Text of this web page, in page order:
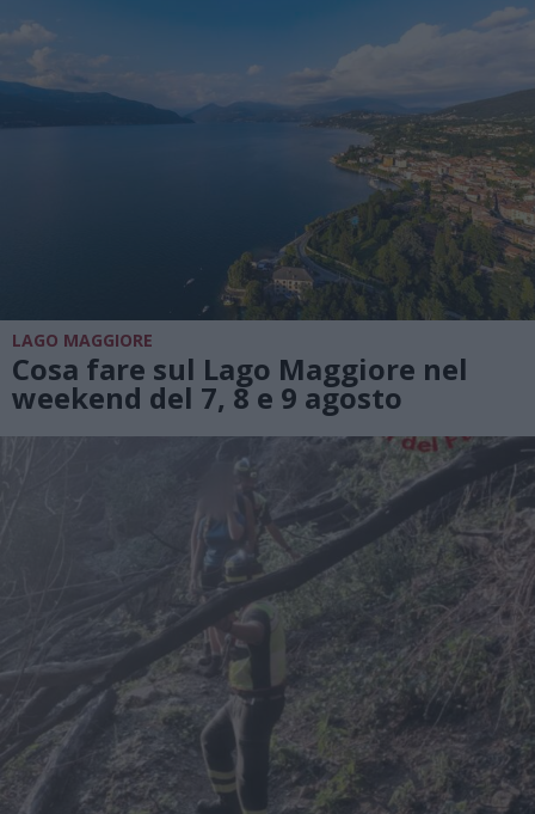
LAGO MAGGIORE
Cosa fare sul Lago Maggiore nel
weekend del 7, 8 e 9 agosto